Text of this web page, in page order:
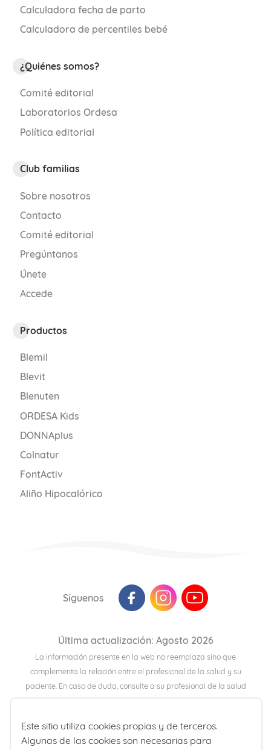
Calculadora fecha de parto
Calculadora de percentiles bebé
¿Quiénes somos?
Comité editorial
Laboratorios Ordesa
Política editorial
Club familias
Sobre nosotros
Contacto
Comité editorial
Pregúntanos
Únete
Accede
Productos
Blemil
Blevit
Blenuten
ORDESA Kids
DONNAplus
Colnatur
FontActiv
Aliño Hipocalórico
Síguenos
Última actualización: Agosto 2026
La información presente en la web no reemplaza sino que
complementa la relación entre el profesional de la salud y su
paciente. En caso de duda, consulte a su profesional de la salud
Este sitio utiliza cookies propias y de terceros.
Algunas de las cookies son necesarias para